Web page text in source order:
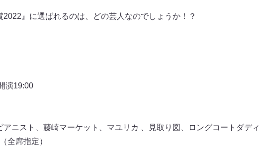
』に選ばれるのは、どの芸人なのでしょうか！？
演19:00
ニスト、藤崎マーケット、マユリカ 、見取り図、ロングコートダディ
全席指定）